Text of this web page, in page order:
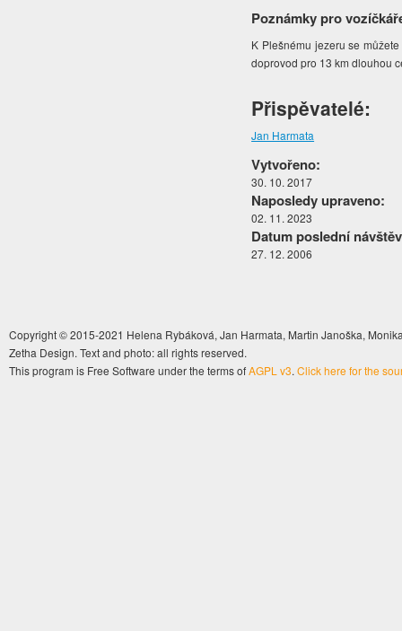
Poznámky pro
K Plešnému jezeru se
doprovod pro 13 km dlouhou
Přispěvatelé:
Jan Harmata
Vytvořeno:
30. 10. 2017
Naposledy upraveno:
02. 11. 2023
Datum poslední
27. 12. 2006
Copyright © 2015-2021 Helena Rybáková, Jan Harmata, Martin Janoška,
Zetha Design. Text and photo: all rights reserved.
This program is Free Software under the terms ofAGPL v3. Click here for the